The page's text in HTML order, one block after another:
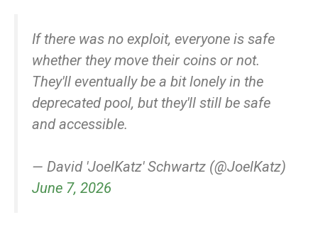
If there was no exploit, everyone is safe
whether they move their coins or not.
They'll eventually be a bit lonely in the
deprecated pool, but they'll still be safe
and accessible.
— David 'JoelKatz' Schwartz (@JoelKatz)
June 7, 2026